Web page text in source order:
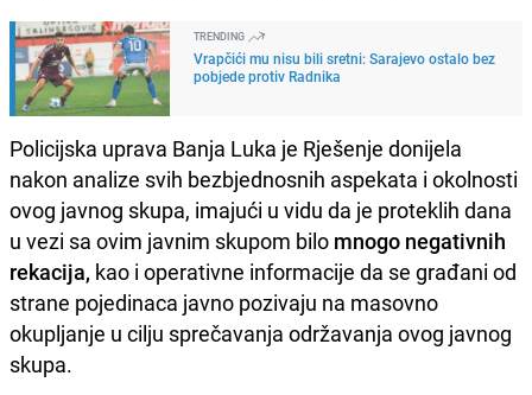
TRENDING
Vrapčići mu nisu bili sretni: Sarajevo ostalo bez
pobjede protiv Radnika
Policijska uprava Banja Luka je Rješenje donijela
nakon analize svih bezbjednosnih aspekata i okolnosti
ovog javnog skupa, imajući u vidu da je proteklih dana
u vezi sa ovim javnim skupom bilo mnogo negativnih
rekacija, kao i operativne informacije da se građani od
strane pojedinaca javno pozivaju na masovno
okupljanje u cilju sprečavanja održavanja ovog javnog
skupa.